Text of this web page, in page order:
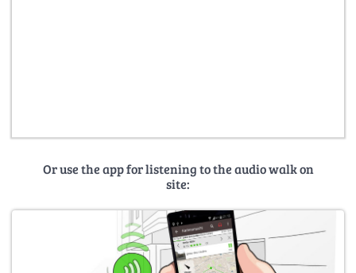
Or use the app for listening to the audio walk on
site: